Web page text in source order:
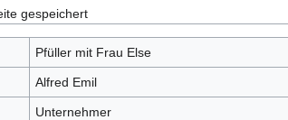
gespeichert
Pfüller mit Frau Else
Alfred Emil
Unternehmer